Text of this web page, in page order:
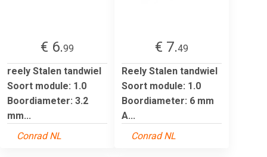
€ 6.99
reely Stalen tandwiel
Soort module: 1.0
Boordiameter: 3.2
mm...
Conrad NL
€ 7.49
Reely Stalen tandwiel
Soort module: 1.0
Boordiameter: 6 mm
A...
Conrad NL